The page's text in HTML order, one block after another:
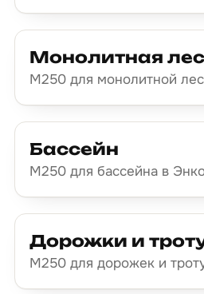
Монолитная
М250 для монолитной
Бассейн
М250 для бассейна в
Дорожки и
М250 для дорожек и